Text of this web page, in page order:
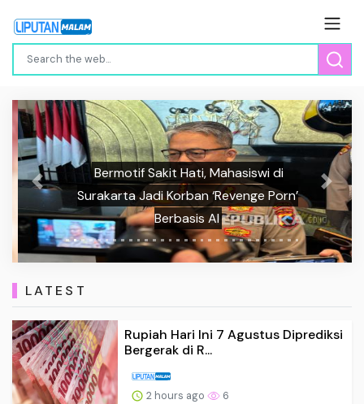
Bermotif Sakit Hati, Mahasiswi di
Surakarta Jadi Korban ‘Revenge Porn’
Berbasis AI
Previous Next
LATEST
Rupiah Hari Ini 7 Agustus Diprediksi
Bergerak di R...
2 hours ago 6